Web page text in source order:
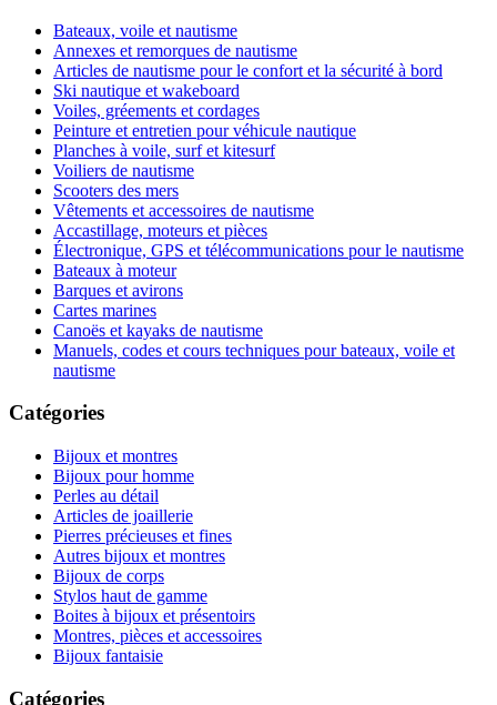
Bateaux, voile et nautisme
Annexes et remorques de nautisme
Articles de nautisme pour le confort et la sécurité à bord
Ski nautique et wakeboard
Voiles, gréements et cordages
Peinture et entretien pour véhicule nautique
Planches à voile, surf et kitesurf
Voiliers de nautisme
Scooters des mers
Vêtements et accessoires de nautisme
Accastillage, moteurs et pièces
Électronique, GPS et télécommunications pour le nautisme
Bateaux à moteur
Barques et avirons
Cartes marines
Canoës et kayaks de nautisme
Manuels, codes et cours techniques pour bateaux, voile et
nautisme
Catégories
Bijoux et montres
Bijoux pour homme
Perles au détail
Articles de joaillerie
Pierres précieuses et fines
Autres bijoux et montres
Bijoux de corps
Stylos haut de gamme
Boites à bijoux et présentoirs
Montres, pièces et accessoires
Bijoux fantaisie
Catégories